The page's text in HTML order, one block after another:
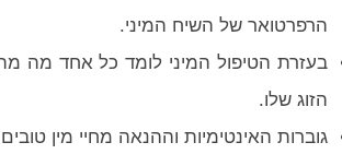
הרפרטואר של השיח המיני.
בעזרת הטיפול המיני לומד כל אחד מה
הזוג שלו.
גוברות האינטימיות וההנאה מחיי מין